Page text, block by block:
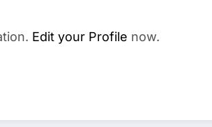
Edit your Profile now.